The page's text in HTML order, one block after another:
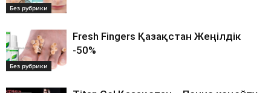
Без рубрики
Без рубрики
Fresh Fingers Қазақстан Жеңілдік
-50%